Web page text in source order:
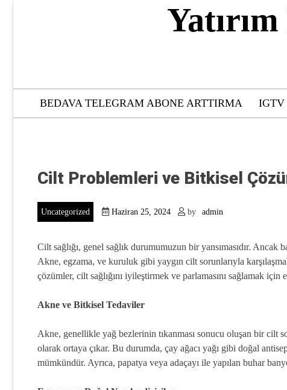
BEDAVA TELEGRAM ABONE ARTTIRMA IGTV
Cilt Problemleri ve Bitkisel
Uncategorized Haziran 25, 2024 by admin
Cilt sağlığı, genel sağlık durumumuzun bir yansımasıdır.
Akne, egzama, ve kuruluk gibi yaygın cilt sorunlarıyla
çözümler, cilt sağlığını iyileştirmek ve parlamasını sağlamak için
Akne ve Bitkisel Tedaviler
Akne, genellikle yağ bezlerinin tıkanması sonucu oluşan bir cilt
olarak ortaya çıkar. Bu durumda, çay ağacı yağı gibi doğal
mümkündür. Ayrıca, papatya veya adaçayı ile yapılan buhar